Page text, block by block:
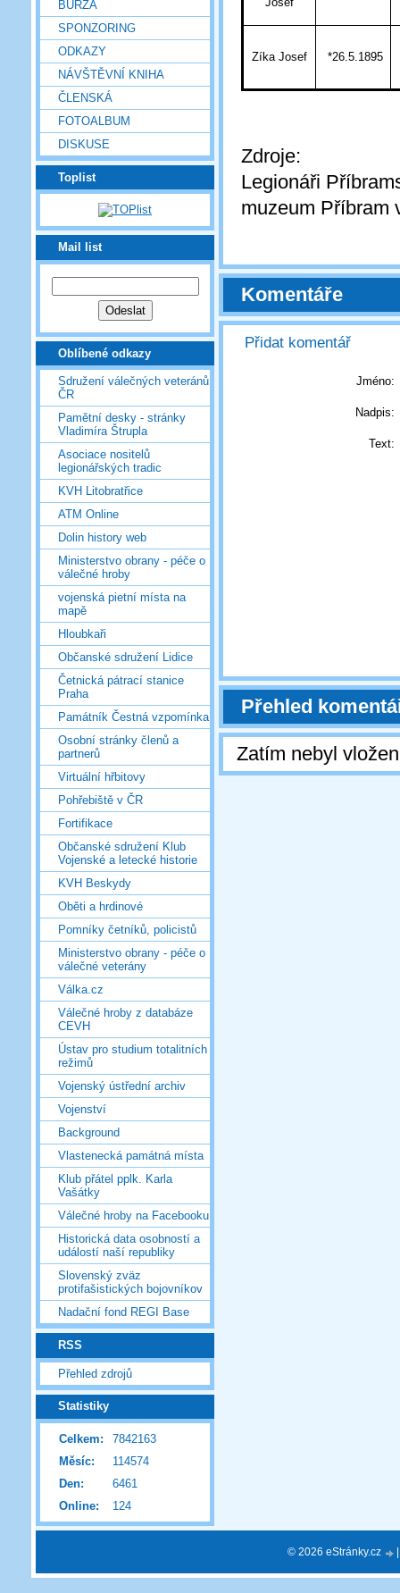
BURZA
SPONZORING
ODKAZY
NÁVŠTĚVNÍ KNIHA
ČLENSKÁ
FOTOALBUM
DISKUSE
Toplist
Mail list
Oblíbené odkazy
Sdružení válečných veteránů
ČR
Pamětní desky - stránky
Vladimíra Štrupla
Asociace nositelů
legionářských tradic
KVH Litobratřice
ATM Online
Dolin history web
Ministerstvo obrany - péče o
válečné hroby
vojenská pietní místa na
mapě
Hloubkaři
Občanské sdružení Lidice
Četnická pátrací stanice
Praha
Památník Čestná vzpomínka
Osobní stránky členů a
partnerů
Virtuální hřbitovy
Pohřebiště v ČR
Fortifikace
Občanské sdružení Klub
Vojenské a letecké historie
KVH Beskydy
Oběti a hrdinové
Pomníky četníků, policistů
Ministerstvo obrany - péče o
válečné veterány
Válka.cz
Válečné hroby z databáze
CEVH
Ústav pro studium totalitních
režimů
Vojenský ústřední archiv
Vojenství
Background
Vlastenecká památná místa
Klub přátel pplk. Karla
Vašátky
Válečné hroby na Facebooku
Historická data osobností a
událostí naší republiky
Slovenský zväz
protifašistických bojovníkov
Nadační fond REGI Base
RSS
Přehled zdrojů
Statistiky
Online: 124
Celkem:
7842163
Měsíc:
114574
Den:
6461
Zíka Josef *26.5.1895
Zdroje:
Legionáři
muzeum Příbram
Komentáře
Přidat komentář
Jméno:
Nadpis:
Text:
Přehled
Zatím nebyl
© 2026 eStránky.cz